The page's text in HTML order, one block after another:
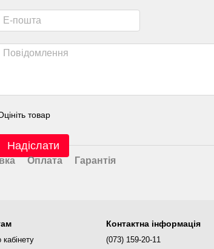
товар
Надіслати
Оплата Гарантія
кабінету
Контактна інформація
(073) 159-20-11